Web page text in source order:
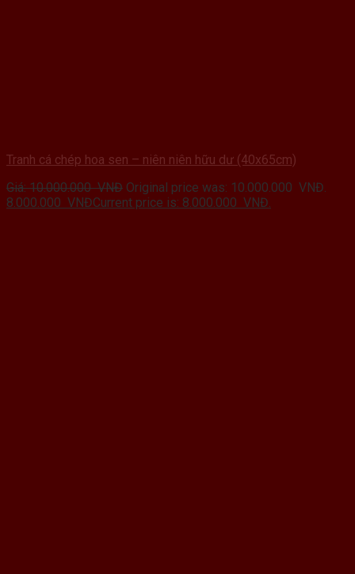
Tranh cá chép hoa sen – niên niên hữu dư (40x65cm)
Giá:10.000.000VNĐ Original price was: 10.000.000 VNĐ.
8.000.000 VNĐCurrent price is: 8.000.000 VNĐ.